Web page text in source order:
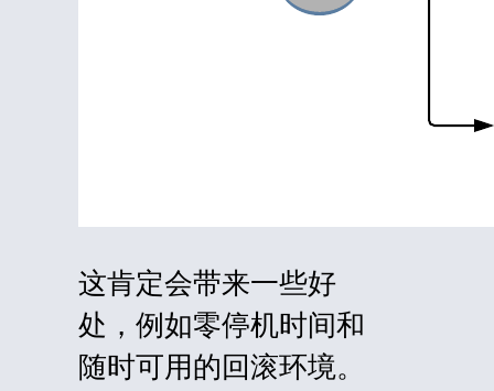
这肯定会带来一些好
处，例如零停机时间和
随时可用的回滚环境。